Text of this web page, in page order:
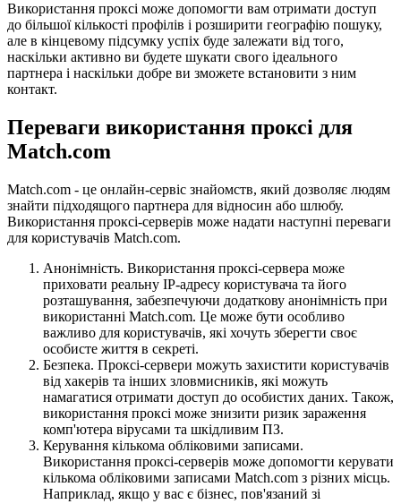
Використання проксі може допомогти вам отримати доступ
до більшої кількості профілів і розширити географію пошуку,
але в кінцевому підсумку успіх буде залежати від того,
наскільки активно ви будете шукати свого ідеального
партнера і наскільки добре ви зможете встановити з ним
контакт.
Переваги використання проксі для
Match.com
Match.com - це онлайн-сервіс знайомств, який дозволяє людям
знайти підходящого партнера для відносин або шлюбу.
Використання проксі-серверів може надати наступні переваги
для користувачів Match.com.
Анонімність. Використання проксі-сервера може
приховати реальну IP-адресу користувача та його
розташування, забезпечуючи додаткову анонімність при
використанні Match.com. Це може бути особливо
важливо для користувачів, які хочуть зберегти своє
особисте життя в секреті.
Безпека. Проксі-сервери можуть захистити користувачів
від хакерів та інших зловмисників, які можуть
намагатися отримати доступ до особистих даних. Також,
використання проксі може знизити ризик зараження
комп'ютера вірусами та шкідливим ПЗ.
Керування кількома обліковими записами.
Використання проксі-серверів може допомогти керувати
кількома обліковими записами Match.com з різних місць.
Наприклад, якщо у вас є бізнес, пов'язаний зі